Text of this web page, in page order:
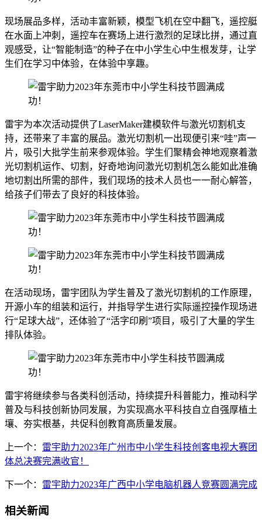
现场展品多样，活动丰富新颖，模型飞机在空中翻飞，遥控艇
在水面上冲刺，遥控车在赛场上进行激烈的足球比拼，通过直
观感受，让“智能制造”的种子在中小学生心中生根发芽，让学
生们在学习中体验，在体验中享趣。
雷宇为本次活动提供了LaserMaker建模软件与激光切割机支
持，还带来了丰富的展品。激光切割机一出现便引来“哇”声一
片，吸引大批学生前来参观体验。学生们聚精会神地观察着激
光切割机运作、切割，好奇地询问激光切割机怎么能如此准确
地切割出所需的部件，我们现场的技术人员也一一耐心解答，
给孩子们带去了良好的科技体验。
在活动现场，雷宇团队为学生普及了激光切割机的工作原理，
开源小车的组装和运行，并指导学生进行实际遥控操作现场进
行“足球大战”，还体验了“活字印刷”项目，吸引了大量的学生
排队体验。
雷宇将继续参与各类科创活动，持续提升科普能力，推动科学
普及与科技创新协同发展，为实现高水平科技自立自强厚植土
壤、夯实根基，共促科创教育高质量发展。
上一个： 雷宇助力2023年广州市中小学生科技创客电视大赛团
体总决赛完满收官！
下一个： 雷宇助力2023年广西中小学电脑机器人竞赛圆满完成
相关新闻